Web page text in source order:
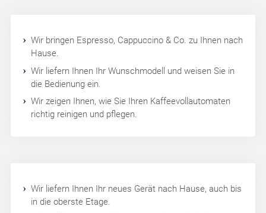
Wir bringen Espresso, Cappuccino & Co. zu Ihnen nach
Hause.
Wir liefern Ihnen Ihr Wunschmodell und weisen Sie in
die Bedienung ein.
Wir zeigen Ihnen, wie Sie Ihren Kaffeevollautomaten
richtig reinigen und pflegen.
Wir liefern Ihnen Ihr neues Gerät nach Hause, auch bis
in die oberste Etage.